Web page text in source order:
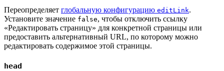
Переопределяет глобальную конфигурацию editLink.
Установите значение false, чтобы отключить ссылку
«Редактировать страницу» для конкретной страницы или
предоставить альтернативный URL, по которому можно
редактировать содержимое этой страницы.
head